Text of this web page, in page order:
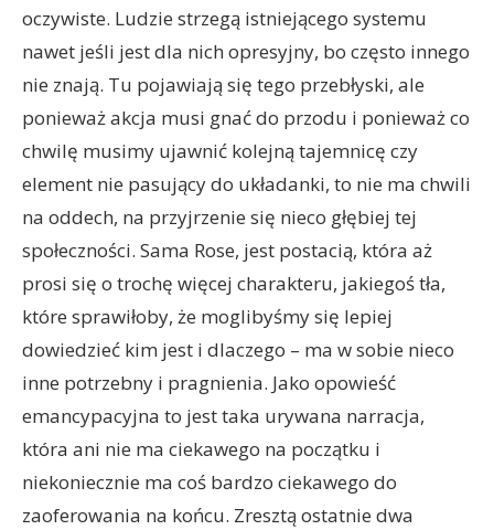
oczywiste. Ludzie strzegą istniejącego systemu
nawet jeśli jest dla nich opresyjny, bo często innego
nie znają. Tu pojawiają się tego przebłyski, ale
ponieważ akcja musi gnać do przodu i ponieważ co
chwilę musimy ujawnić kolejną tajemnicę czy
element nie pasujący do układanki, to nie ma chwili
na oddech, na przyjrzenie się nieco głębiej tej
społeczności. Sama Rose, jest postacią, która aż
prosi się o trochę więcej charakteru, jakiegoś tła,
które sprawiłoby, że moglibyśmy się lepiej
dowiedzieć kim jest i dlaczego – ma w sobie nieco
inne potrzebny i pragnienia. Jako opowieść
emancypacyjna to jest taka urywana narracja,
która ani nie ma ciekawego na początku i
niekoniecznie ma coś bardzo ciekawego do
zaoferowania na końcu. Zresztą ostatnie dwa